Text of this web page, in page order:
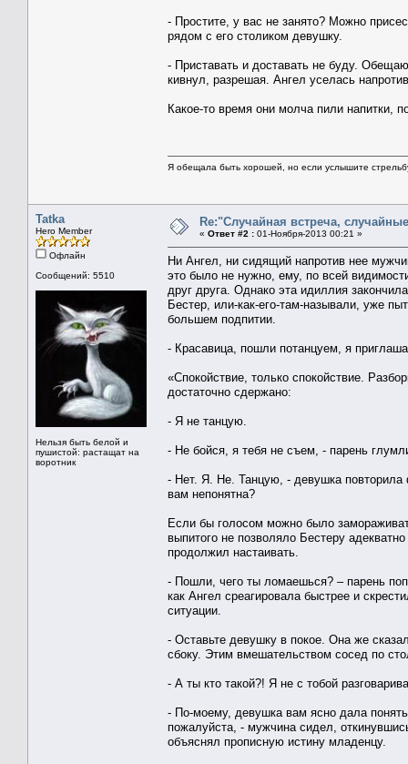
- Простите, у вас не занято? Можно
рядом с его столиком девушку.
- Приставать и доставать не буду.
кивнул, разрешая. Ангел уселась
Какое-то время они молча пили напитки,
Я обещала быть хорошей, но если услышите
Tatka
Hero Member
Офлайн
Сообщений: 5510
Нельзя быть белой и
пушистой: растащат на
воротник
Re:"Случайная встреча,
« Ответ #2 : 01-Ноября-2013 00:21 »
Ни Ангел, ни сидящий напротив нее
это было не нужно, ему, по всей
друг друга. Однако эта идиллия
Бестер, или-как-его-там-называли, уже
большем подпитии.
- Красавица, пошли потанцуем, я
«Спокойствие, только спокойствие.
достаточно сдержано:
- Я не танцую.
- Не бойся, я тебя не съем, - парень
- Нет. Я. Не. Танцую, - девушка повторила
вам непонятна?
Если бы голосом можно было
выпитого не позволяло Бестеру
продолжил настаивать.
- Пошли, чего ты ломаешься? – парень
как Ангел среагировала быстрее и
ситуации.
- Оставьте девушку в покое. Она же
сбоку. Этим вмешательством сосед по
- А ты кто такой?! Я не с тобой
- По-моему, девушка вам ясно дала
пожалуйста, - мужчина сидел,
объяснял прописную истину младенцу.